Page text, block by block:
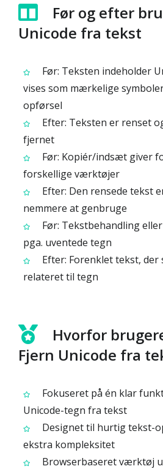
Før og efter
Unicode fra tekst
Før: Teksten indeholder
vises som mærkelige
opførsel
Efter: Teksten er renset
fjernet
Før: Kopiér/indsæt giver
forskellige værktøjer
Efter: Den rensede tekst
nemmere at genbruge
Før: Tekstbehandling
pga. uventede tegn
Efter: Forenklet tekst,
relateret til tegn
Hvorfor
Fjern Unicode fra
Fokuseret på én klar
Unicode-tegn fra tekst
Designet til hurtig tekst-
ekstra kompleksitet
Browserbaseret værktøj